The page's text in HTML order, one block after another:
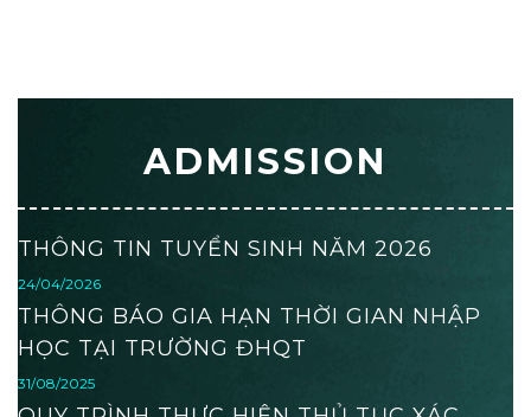
ADMISSION
THÔNG TIN TUYỂN SINH NĂM 2026
24/04/2026
THÔNG BÁO GIA HẠN THỜI GIAN NHẬP
HỌC TẠI TRƯỜNG ĐHQT
31/08/2025